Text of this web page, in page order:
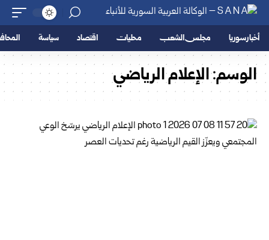
أخبار سوريا مجلس الشعب محليات اقتصاد سياسة
الوسم:الإعلام الرياضي